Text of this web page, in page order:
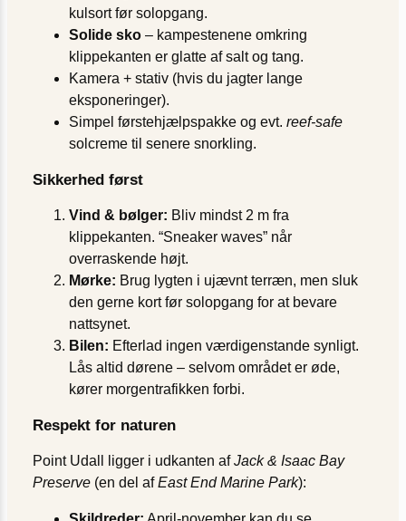
kulsort før solopgang.
Solide sko – kampestenene omkring
klippekanten er glatte af salt og tang.
Kamera + stativ (hvis du jagter lange
eksponeringer).
Simpel førstehjælpspakke og evt. reef-safe
solcreme til senere snorkling.
Sikkerhed først
Vind & bølger: Bliv mindst 2 m fra
klippekanten. “Sneaker waves” når
overraskende højt.
Mørke: Brug lygten i ujævnt terræn, men sluk
den gerne kort før solopgang for at bevare
nattsynet.
Bilen: Efterlad ingen værdigenstande synligt.
Lås altid dørene – selvom området er øde,
kører morgentrafikken forbi.
Respekt for naturen
Point Udall ligger i udkanten afJack & Isaac Bay
Preserve (en del afEast End Marine Park):